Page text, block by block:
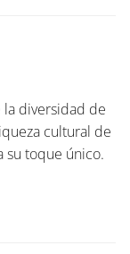
la diversidad de
cultural de
su toque único.